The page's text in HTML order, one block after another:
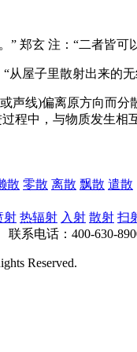
” 郑玄 注：“二者皆
屋子里散射出来的
声线)偏离原方向而
程中，与物质发生相
散 零散 离散 飘散 遣散
射 热辐射 入射 散射 扫
系电话：400-630-
Reserved.